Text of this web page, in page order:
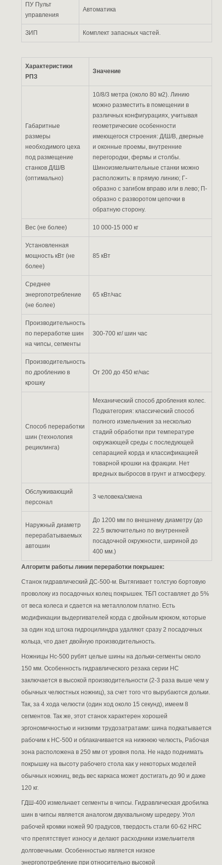
ПУ Пульт
управления
Автоматика
ЗИП Комплект запасных частей.
Характеристики
РПЗ
Значение
Габаритные
размеры
необходимого цеха
под размещение
станков Д/Ш/В
(оптимально)
10/8/3 метра (около 80 м2). Линию
можно разместить в помещении в
различных конфигурациях, учитывая
геометрические особенности
имеющегося строения: Д/Ш/В, дверные
и оконные проемы, внутренние
перегородки, фермы и столбы.
Шиноизмельчительные станки можно
расположить: в прямую линию; Г-
образно с загибом вправо или в лево; П-
образно с разворотом цепочки в
обратную сторону.
Вес (не более) 10 000-15 000 кг
Установленная
мощность кВт (не
более)
85 кВт
Среднее
энергопотребление
(не более)
65 кВт/час
Производительность
по переработке шин
на чипсы, сегменты
300-700 кг/ шин час
Производительность
по дроблению в
крошку
От 200 до 450 кг/час
Способ переработки
шин (технология
рециклинга)
Механический способ дробления колес.
Подкатегория: классический способ
полного измельчения за несколько
стадий обработки при температуре
окружающей среды с последующей
сепарацией корда и классификацией
товарной крошки на фракции. Нет
вредных выбросов в грунт и атмосферу.
Обслуживающий
персонал
3 человека/смена
Наружный диаметр
перерабатываемых
автошин
До 1200 мм по внешнему диаметру (до
22.5 включительно по внутренней
посадочной окружности, шириной до
400 мм.)
Алгоритм работы линии переработки покрышек:
Станок гидравлический ДС-500-м. Вытягивает толстую бортовую
проволоку из посадочных колец покрышек. ТБП составляет до 5%
от веса колеса и сдается на металлолом платно. Есть
модификации выдергивателей корда с двойным крюком, которые
за один ход штока гидроцилиндра удаляют сразу 2 посадочных
кольца, что дает двойную производительность.
Ножницы Нс-500 рубят целые шины на дольки-сегменты около
150 мм. Особенность гидравлического резака серии НС
заключается в высокой производительности (2-3 раза выше чем у
обычных челюстных ножниц), за счет того что вырубаются дольки.
Так, за 4 хода челюсти (один ход около 15 секунд), имеем 8
сегментов. Так же, этот станок характерен хорошей
эргономичностью и низкими трудозатратами: шина подкатывается
рабочим к НС-500 и облакачивается на нижнюю челюсть, Рабочая
зона расположена в 250 мм от уровня пола. Не надо поднимать
покрышку на высоту рабочего стола как у некоторых моделей
обычных ножниц, ведь вес каркаса может достигать до 90 и даже
120 кг.
ГДШ-400 измельчает сегменты в чипсы. Гидравлическая дробилка
шин в чипсы является аналогом двухвальному шредеру. Угол
рабочей кромки ножей 90 градусов, твердость стали 60-62 HRC
что препятствует износу и делают расходники измельчителя
долговечными. Особенностью является низкое
энергопотребление при относительно высокой